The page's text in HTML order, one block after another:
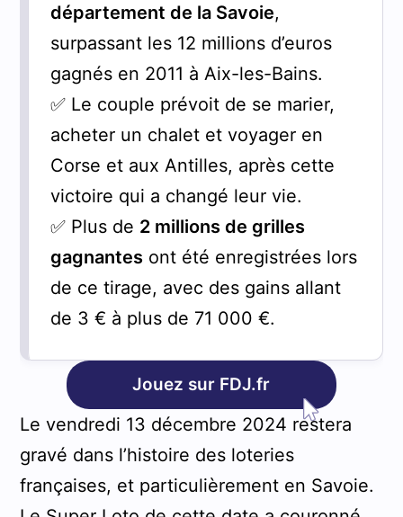
département de la Savoie,
surpassant les 12 millions d’euros
gagnés en 2011 à Aix-les-Bains.
✅ Le couple prévoit de se marier,
acheter un chalet et voyager en
Corse et aux Antilles, après cette
victoire qui a changé leur vie.
✅ Plus de 2 millions de grilles
gagnantesont été enregistrées lors
de ce tirage, avec des gains allant
de 3 € à plus de 71 000 €.
Jouez sur FDJ.fr
Le vendredi 13 décembre 2024 restera
gravé dans l’histoire des loteries
françaises, et particulièrement en Savoie.